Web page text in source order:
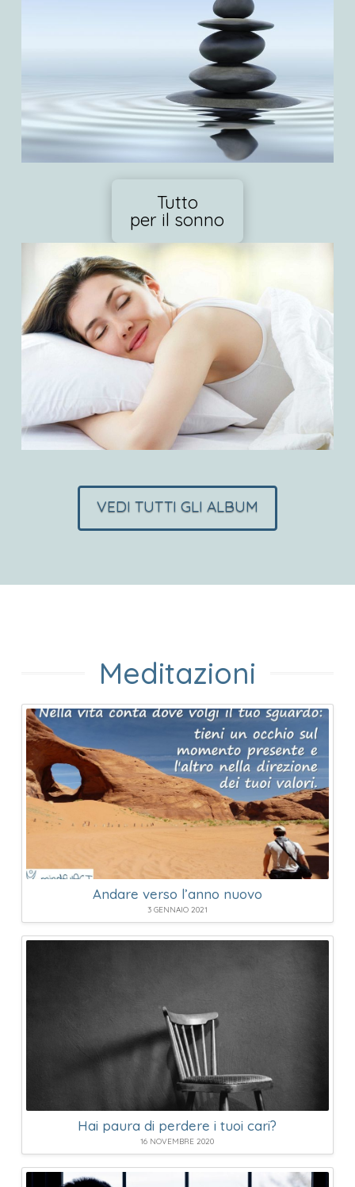
Tutto
per il sonno
VEDI TUTTI GLI ALBUM
Meditazioni
Andare verso l’anno nuovo
3 GENNAIO 2021
Hai paura di perdere i tuoi cari?
16 NOVEMBRE 2020